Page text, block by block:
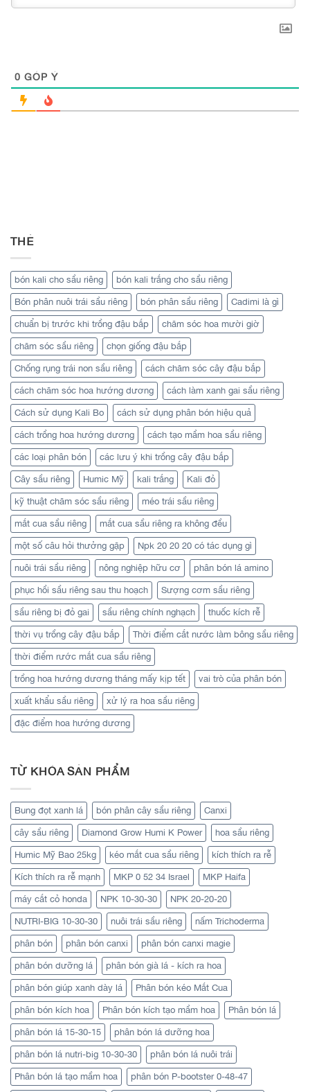
0 GÓP Ý
THẺ
bón kali cho sầu riêng bón kali trắng cho sầu riêng
Bón phân nuôi trái sầu riêng bón phân sầu riêng Cadimi là gì
chuẩn bị trước khi trồng đậu bắp chăm sóc hoa mười giờ
chăm sóc sầu riêng chọn giống đậu bắp
Chống rụng trái non sầu riêng cách chăm sóc cây đậu bắp
cách chăm sóc hoa hướng dương cách làm xanh gai sầu riêng
Cách sử dụng Kali Bo cách sử dụng phân bón hiệu quả
cách trồng hoa hướng dương cách tạo mầm hoa sầu riêng
các loại phân bón các lưu ý khi trồng cây đậu bắp
Cây sầu riêng Humic Mỹ kali trắng Kali đỏ
kỹ thuật chăm sóc sầu riêng méo trái sầu riêng
mắt cua sầu riêng mắt cua sầu riêng ra không đều
một số câu hỏi thưởng gặp Npk 20 20 20 có tác dụng gì
nuôi trái sầu riêng nông nghiệp hữu cơ phân bón lá amino
phục hồi sầu riêng sau thu hoạch Sượng cơm sầu riêng
sầu riêng bị đỏ gai sầu riêng chính nghạch thuốc kích rễ
thời vụ trồng cây đậu bắp Thời điểm cắt nước làm bông sầu riêng
thời điểm rước mắt cua sầu riêng
trồng hoa hướng dương tháng mấy kịp tết vai trò của phân bón
xuất khẩu sầu riêng xử lý ra hoa sầu riêng
đặc điểm hoa hướng dương
TỪ KHÓA SẢN PHẨM
Bung đọt xanh lá bón phân cây sầu riêng Canxi
cây sầu riêng Diamond Grow Humi K Power hoa sầu riêng
Humic Mỹ Bao 25kg kéo mắt cua sầu riêng kích thích ra rễ
Kích thích ra rễ mạnh MKP 0 52 34 Israel MKP Haifa
máy cắt cỏ honda NPK 10-30-30 NPK 20-20-20
NUTRI-BIG 10-30-30 nuôi trái sầu riêng nấm Trichoderma
phân bón phân bón canxi phân bón canxi magie
phân bón dưỡng lá phân bón già lá - kích ra hoa
phân bón giúp xanh dày lá Phân bón kéo Mắt Cua
phân bón kích hoa Phân bón kích tạo mầm hoa Phân bón lá
phân bón lá 15-30-15 phân bón lá dưỡng hoa
phân bón lá nutri-big 10-30-30 phân bón lá nuôi trái
Phân bón lá tạo mầm hoa phân bón P-bootster 0-48-47